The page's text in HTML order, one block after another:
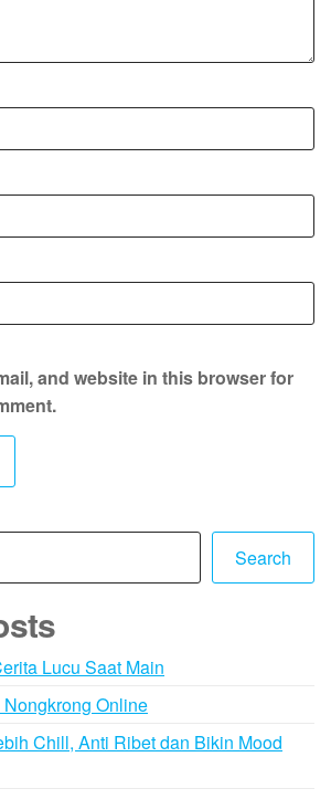
and website in this browser for
Search
Lucu Saat Main
Online
Chill, Anti Ribet dan Bikin Mood